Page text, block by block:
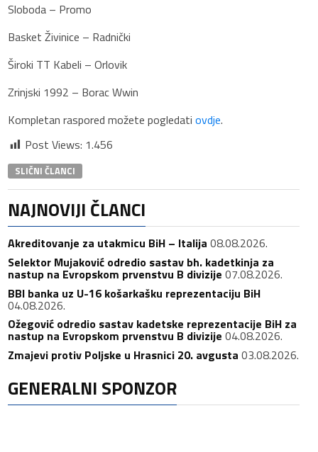
Sloboda – Promo
Basket Živinice – Radnički
Široki TT Kabeli – Orlovik
Zrinjski 1992 – Borac Wwin
Kompletan raspored možete pogledatiovdje.
Post Views: 1.456
SLIČNI ČLANCI
NAJNOVIJI ČLANCI
Akreditovanje za utakmicu BiH – Italija 08.08.2026.
Selektor Mujaković odredio sastav bh. kadetkinja za
nastup na Evropskom prvenstvu B divizije 07.08.2026.
BBI banka uz U-16 košarkašku reprezentaciju BiH
04.08.2026.
Ožegović odredio sastav kadetske reprezentacije BiH za
nastup na Evropskom prvenstvu B divizije 04.08.2026.
Zmajevi protiv Poljske u Hrasnici 20. avgusta 03.08.2026.
GENERALNI SPONZOR